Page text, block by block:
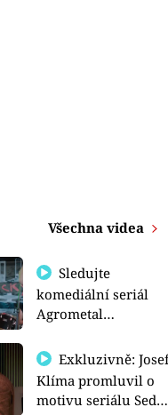
Všechna videa
Sledujte
komediální seriál
Agrometal
prima+
Exkluzivně: Josef
Klíma promluvil o
motivu seriálu Sedm